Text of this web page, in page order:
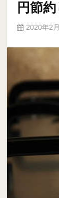
円節
2020年2